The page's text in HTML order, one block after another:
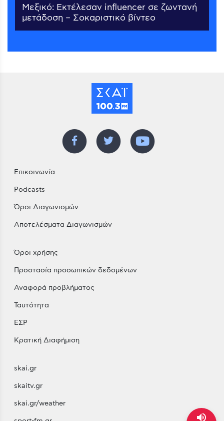
Μεξικό: Εκτέλεσαν influencer σε ζωντανή
μετάδοση – Σοκαριστικό βίντεο
Επικοινωνία
Podcasts
Όροι Διαγωνισμών
Αποτελέσματα Διαγωνισμών
Όροι χρήσης
Προστασία προσωπικών δεδομένων
Αναφορά προβλήματος
Ταυτότητα
ΕΣΡ
Κρατική Διαφήμιση
skai.gr
skaitv.gr
skai.gr/weather
volume_up